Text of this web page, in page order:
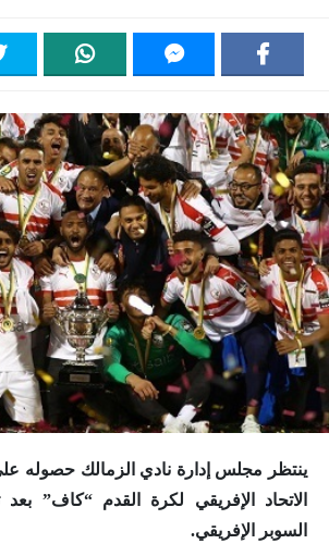
الاتحاد الإفريقي لكرة القدم “كاف” بعد
السوبر الإفريقي.